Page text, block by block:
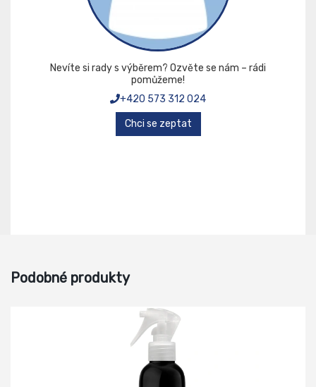
Nevíte si rady s výběrem? Ozvěte se nám – rádi
pomůžeme!
+420 573 312 024
Chci se zeptat
Podobné produkty